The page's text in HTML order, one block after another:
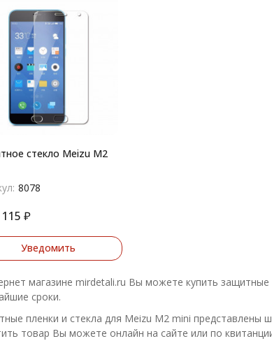
стекло Meizu M2
8078
115 ₽
Уведомить
магазине mirdetali.ru Вы можете купить
сроки.
пленки и стекла для Meizu M2 mini
товар Вы можете онлайн на сайте или по